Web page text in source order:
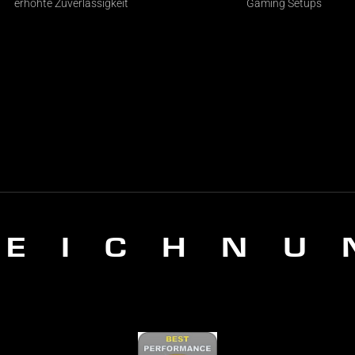
erhöhte Zuverlässigkeit Gaming Setups